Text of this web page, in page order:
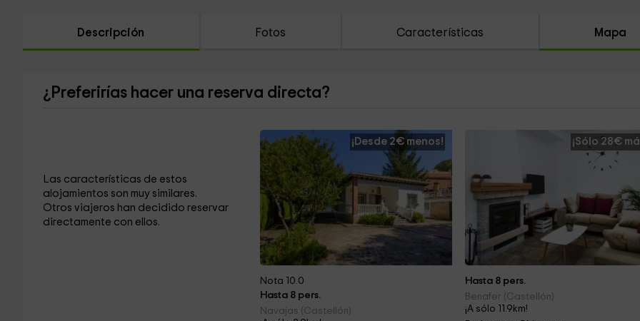
Descripción Fotos Características Mapa
¿Preferirías hacer una reserva directa?
Las características de estos
alojamientos son muy similares.
Otros viajeros han decidido reservar
directamente con ellos.
¡Desde 2€ menos!
Nota 10.0
Hasta 8 pers.
Navajas (Castellón)
¡Sólo 28€
Hasta 8 pers.
Benafer (Castellón)
¡A sólo 11.9km!